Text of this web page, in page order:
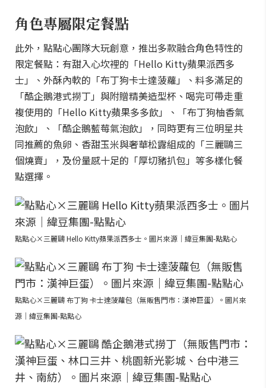
角色專屬限定餐點
此外，點點心團隊大玩創意，推出多款融合角色特性的
限定餐點：有甜入心坎裡的「Hello Kitty蘋果派西多
士」、外酥內軟的「布丁狗卡士達菠蘿」、料多滿足的
「酷企鵝港式撈丁」與附贈精美造型杯、喝完可帶走重
複使用的「Hello Kitty蘋果多多飲」、「布丁狗柚香氣
泡飲」、「酷企鵝藍莓氣泡飲」，同時更有三位明星共
同推薦的魚卵、香甜玉米與奢華松露組成的「三麗鷗三
個燒賣」，及份量感十足的「厚切豬扒包」等多樣化餐
點選擇。
點點心×三麗鷗 Hello Kitty蘋果派西多士。圖片來源｜緯豆集團-點點心
點點心×三麗鷗 布丁狗 卡士達菠蘿包（無販售門市：漢神巨蛋）。圖片來
源｜緯豆集團-點點心